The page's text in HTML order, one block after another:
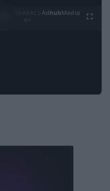
Ad hubMedia